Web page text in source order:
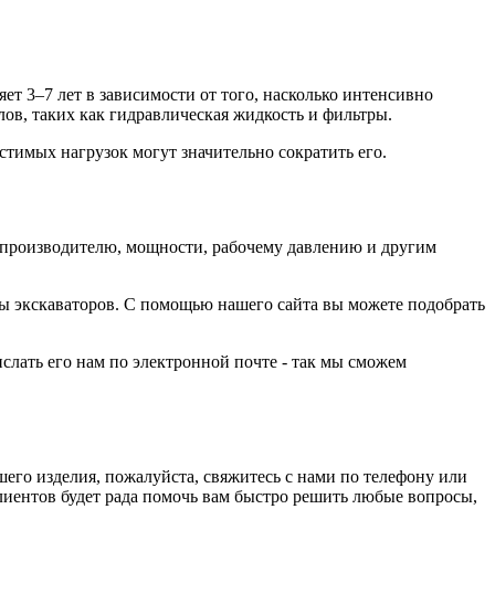
3–7 лет в зависимости от того, насколько интенсивно
таких как гидравлическая жидкость и фильтры.
нагрузок могут значительно сократить его.
мощности, рабочему давлению и другим
экскаваторов. С помощью нашего сайта вы можете подобрать
его нам по электронной почте - так мы сможем
изделия, пожалуйста, свяжитесь с нами по телефону или
будет рада помочь вам быстро решить любые вопросы,